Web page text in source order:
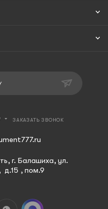
ЗАКАЗАТЬ ЗВОНОК
г. Балашиха, ул.
д.15 , пом.9